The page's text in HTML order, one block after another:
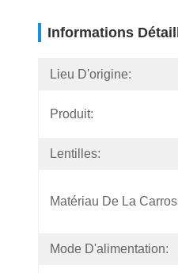
Informations
Lieu D'origine:
Produit:
Lentilles:
Matériau De La
Mode D'alimentation: